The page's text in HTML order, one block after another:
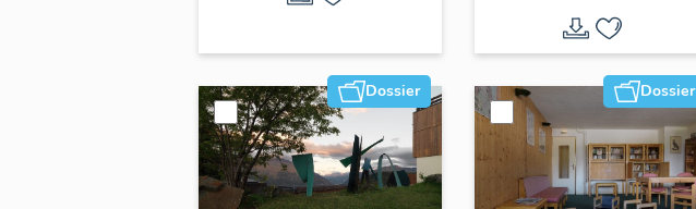
Dossier Dossier